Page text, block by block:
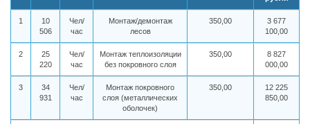
1
10
506
Чел/
час
Монтаж/демонтаж
лесов
350,00
3 677
100,00
2
25
220
Чел/
час
Монтаж теплоизоляции
без покровного слоя
350,00
8 827
000,00
3
34
931
Чел/
час
Монтаж покровного
слоя (металлических
оболочек)
350,00
12 225
850,00